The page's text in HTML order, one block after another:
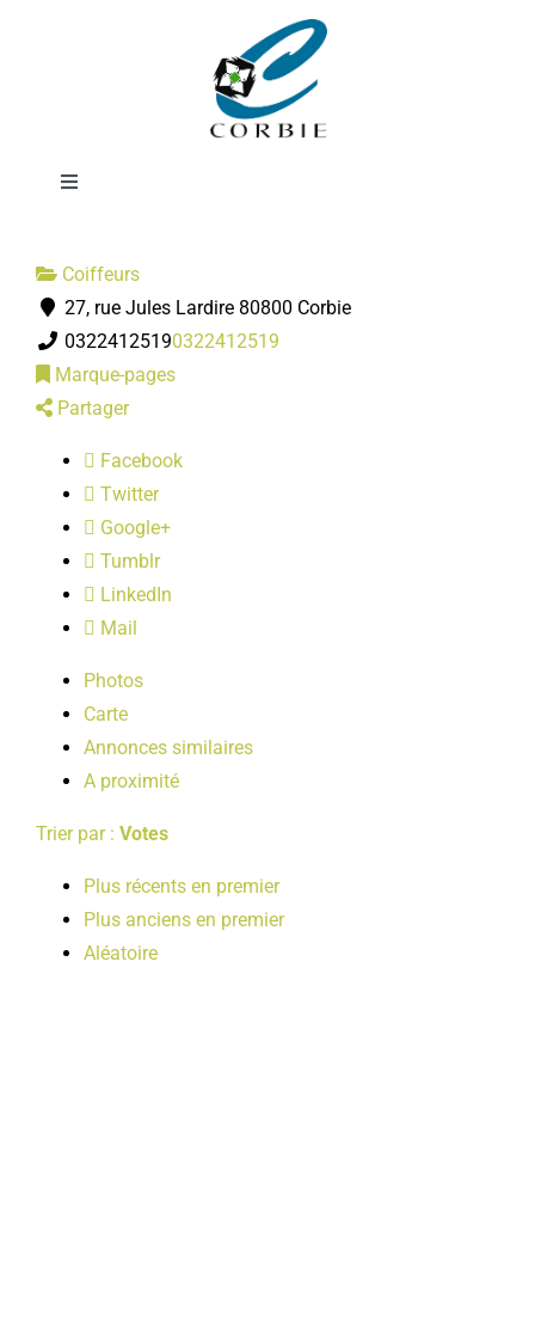
Toggle
DÉMARCHES ADMINISTRATIVES
SERVICES MUNICIPAUX
PRATIQUE
LOISIRS
PUBLICATIONS
Studio 22
Femmes
Coiffeurs
27, rue Jules Lardire 80800 Corbie
03224125190322412519
Marque-pages
Partager
Facebook
Twitter
Google+
Tumblr
LinkedIn
Mail
Photos
Carte
Annonces similaires
A proximité
Trier par : Votes
Plus récents en premier
Plus anciens en premier
Aléatoire